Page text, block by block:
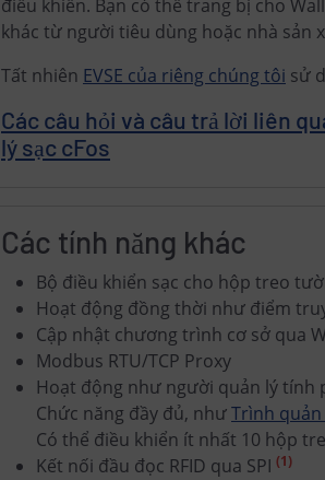
điều khiển. Bạn có thể trang bị cho
khác từ người tiêu dùng hoặc nhà sản
Tất nhiên EVSE của riêng chúng tôi sử
Các câu hỏi và câu trả lời liên
lý sạc cFos
Các tính năng khác
Bộ điều khiển sạc cho hộp treo
Hoạt động đồng thời như điểm
Cập nhật chương trình cơ sở qua
Modbus RTU/TCP Proxy
Hoạt động như người quản lý tính
Chức năng đầy đủ, nhưTrình quản
Có thể điều khiển ít nhất 10 hộp
Kết nối đầu đọc RFID qua SPI (1)